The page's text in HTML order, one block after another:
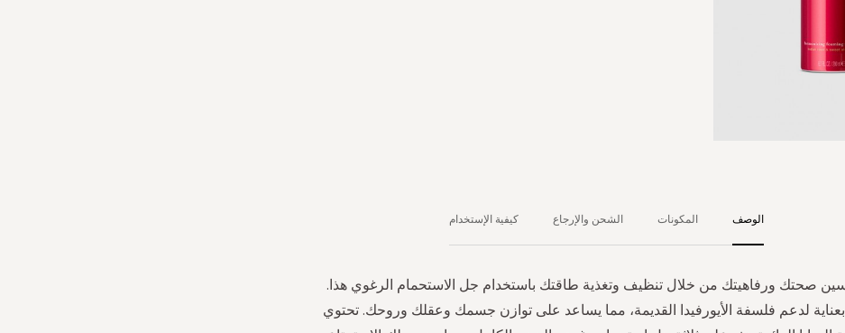
الوصف
صحتك ورفاهيتك من خلال تنظيف وتغذية طاقتك باستخدام جل الاستحمام الرغوي هذا.
لدعم فلسفة الأيورفيدا القديمة، مما يساعد على توازن جسمك وعقلك وروحك. تحتوي
المكونات الشحن والإرجاع كيفية الإستخدام